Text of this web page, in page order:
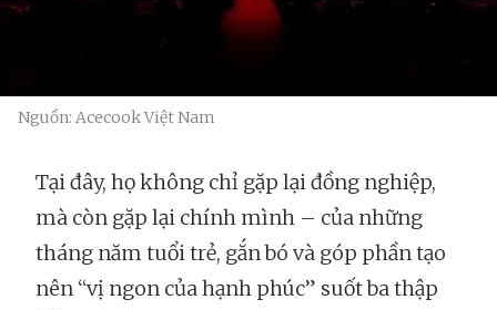
Nguồn: Acecook Việt Nam
Tại đây, họ không chỉ gặp lại đồng nghiệp,
mà còn gặp lại chính mình – của những
tháng năm tuổi trẻ, gắn bó và góp phần tạo
nên “vị ngon của hạnh phúc” suốt ba thập